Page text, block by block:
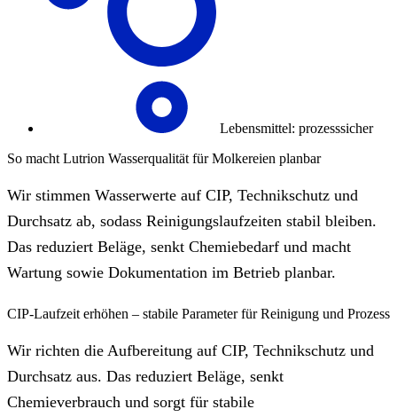
Lebensmittel: prozesssicher
So macht Lutrion Wasserqualität für Molkereien planbar
Wir stimmen Wasserwerte auf CIP, Technikschutz und
Durchsatz ab, sodass Reinigungslaufzeiten stabil bleiben.
Das reduziert Beläge, senkt Chemiebedarf und macht
Wartung sowie Dokumentation im Betrieb planbar.
CIP-Laufzeit erhöhen – stabile Parameter für Reinigung und Prozess
Wir richten die Aufbereitung auf CIP, Technikschutz und
Durchsatz aus. Das reduziert Beläge, senkt
Chemieverbrauch und sorgt für stabile